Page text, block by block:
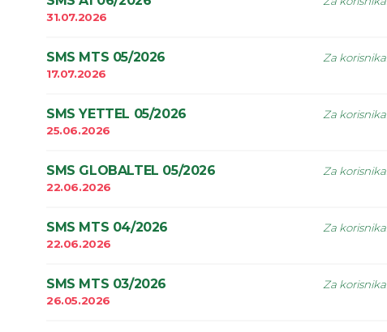
31.07.2026
SMS MTS 05/2026
17.07.2026
Za korisnika
SMS YETTEL 05/2026
25.06.2026
Za korisnika
SMS GLOBALTEL 05/2026
22.06.2026
Za korisnika
SMS MTS 04/2026
22.06.2026
Za korisnika
SMS MTS 03/2026
26.05.2026
Za korisnika